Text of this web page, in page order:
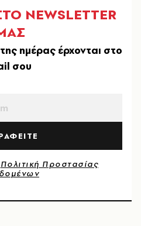
NEWSLETTER
ημέρας έρχονται στο
σου
Πολιτική Προστασίας